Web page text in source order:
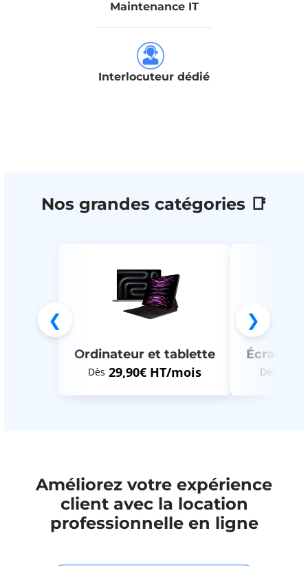
Maintenance IT
Interlocuteur dédié
Nos grandes catégories 📑
❮
Ordinateur et tablette
Dès 29,90€ HT/mois
Écrans
Dès
❯
Améliorez votre expérience
client avec la location
professionnelle en ligne